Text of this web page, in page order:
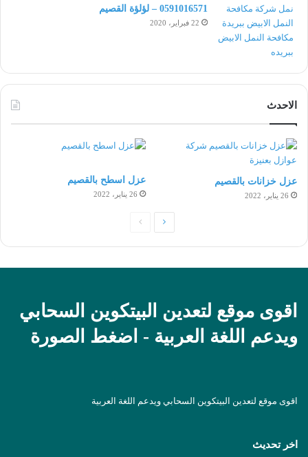
0591016571 – لؤلؤة القصيم
22 فبراير، 2020
الاحدث
عزل خزانات بالقصيم
26 يناير، 2022
عزل اسطح بالقصيم
26 يناير، 2022
الصفحةالصفحة
اقوى موقع لتعدين البيتكوين السحابي
ويدعم اللغة العربية - اضغط الصورة
اقوى موقع لتعدين البيتكوين السحابي ويدعم اللغة العربية
اخر تحديث